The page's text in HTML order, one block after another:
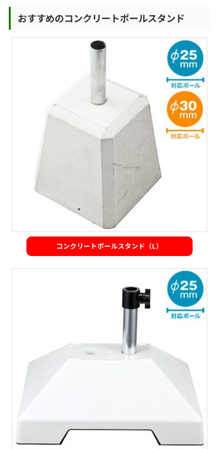
おすすめのコンクリートポールスタンド
コンクリートポールスタンド（L）